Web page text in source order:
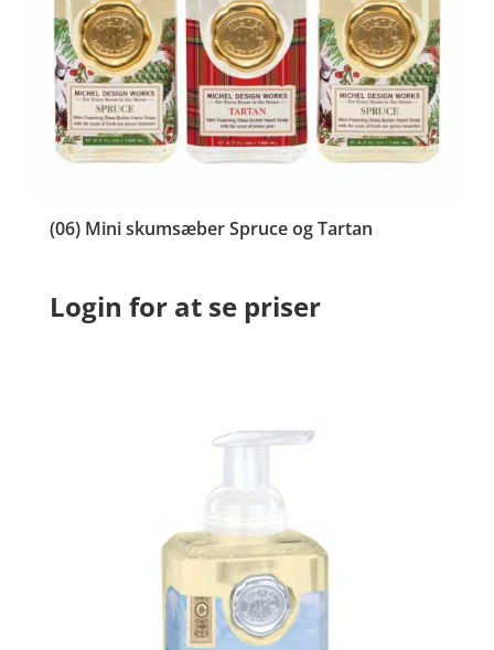
(06) Mini skumsæber Spruce og Tartan
Login for at se priser